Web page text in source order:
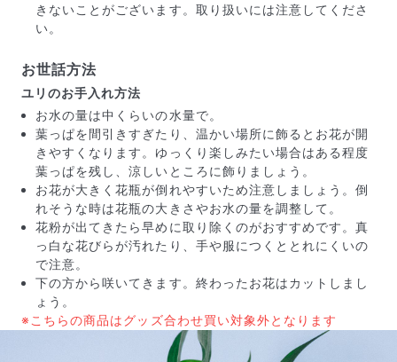
届いたお花に元気がなかったら？
もし届いたお花に「枯れている」「折れている」などの
不備があった場合は、些細なことでもお気軽にサポート
までご連絡ください。ご返金にて補償いたします。
きないことがございます。取り扱いには注意してくださ
い。
お世話方法
ユリのお手入れ方法
お水の量は中くらいの水量で。
葉っぱを間引きすぎたり、温かい場所に飾るとお花が開
きやすくなります。ゆっくり楽しみたい場合はある程度
葉っぱを残し、涼しいところに飾りましょう。
お花が大きく花瓶が倒れやすいため注意しましょう。倒
れそうな時は花瓶の大きさやお水の量を調整して。
花粉が出てきたら早めに取り除くのがおすすめです。真
っ白な花びらが汚れたり、手や服につくととれにくいの
で注意。
下の方から咲いてきます。終わったお花はカットしまし
ょう。
※こちらの商品はグッズ合わせ買い対象外となります